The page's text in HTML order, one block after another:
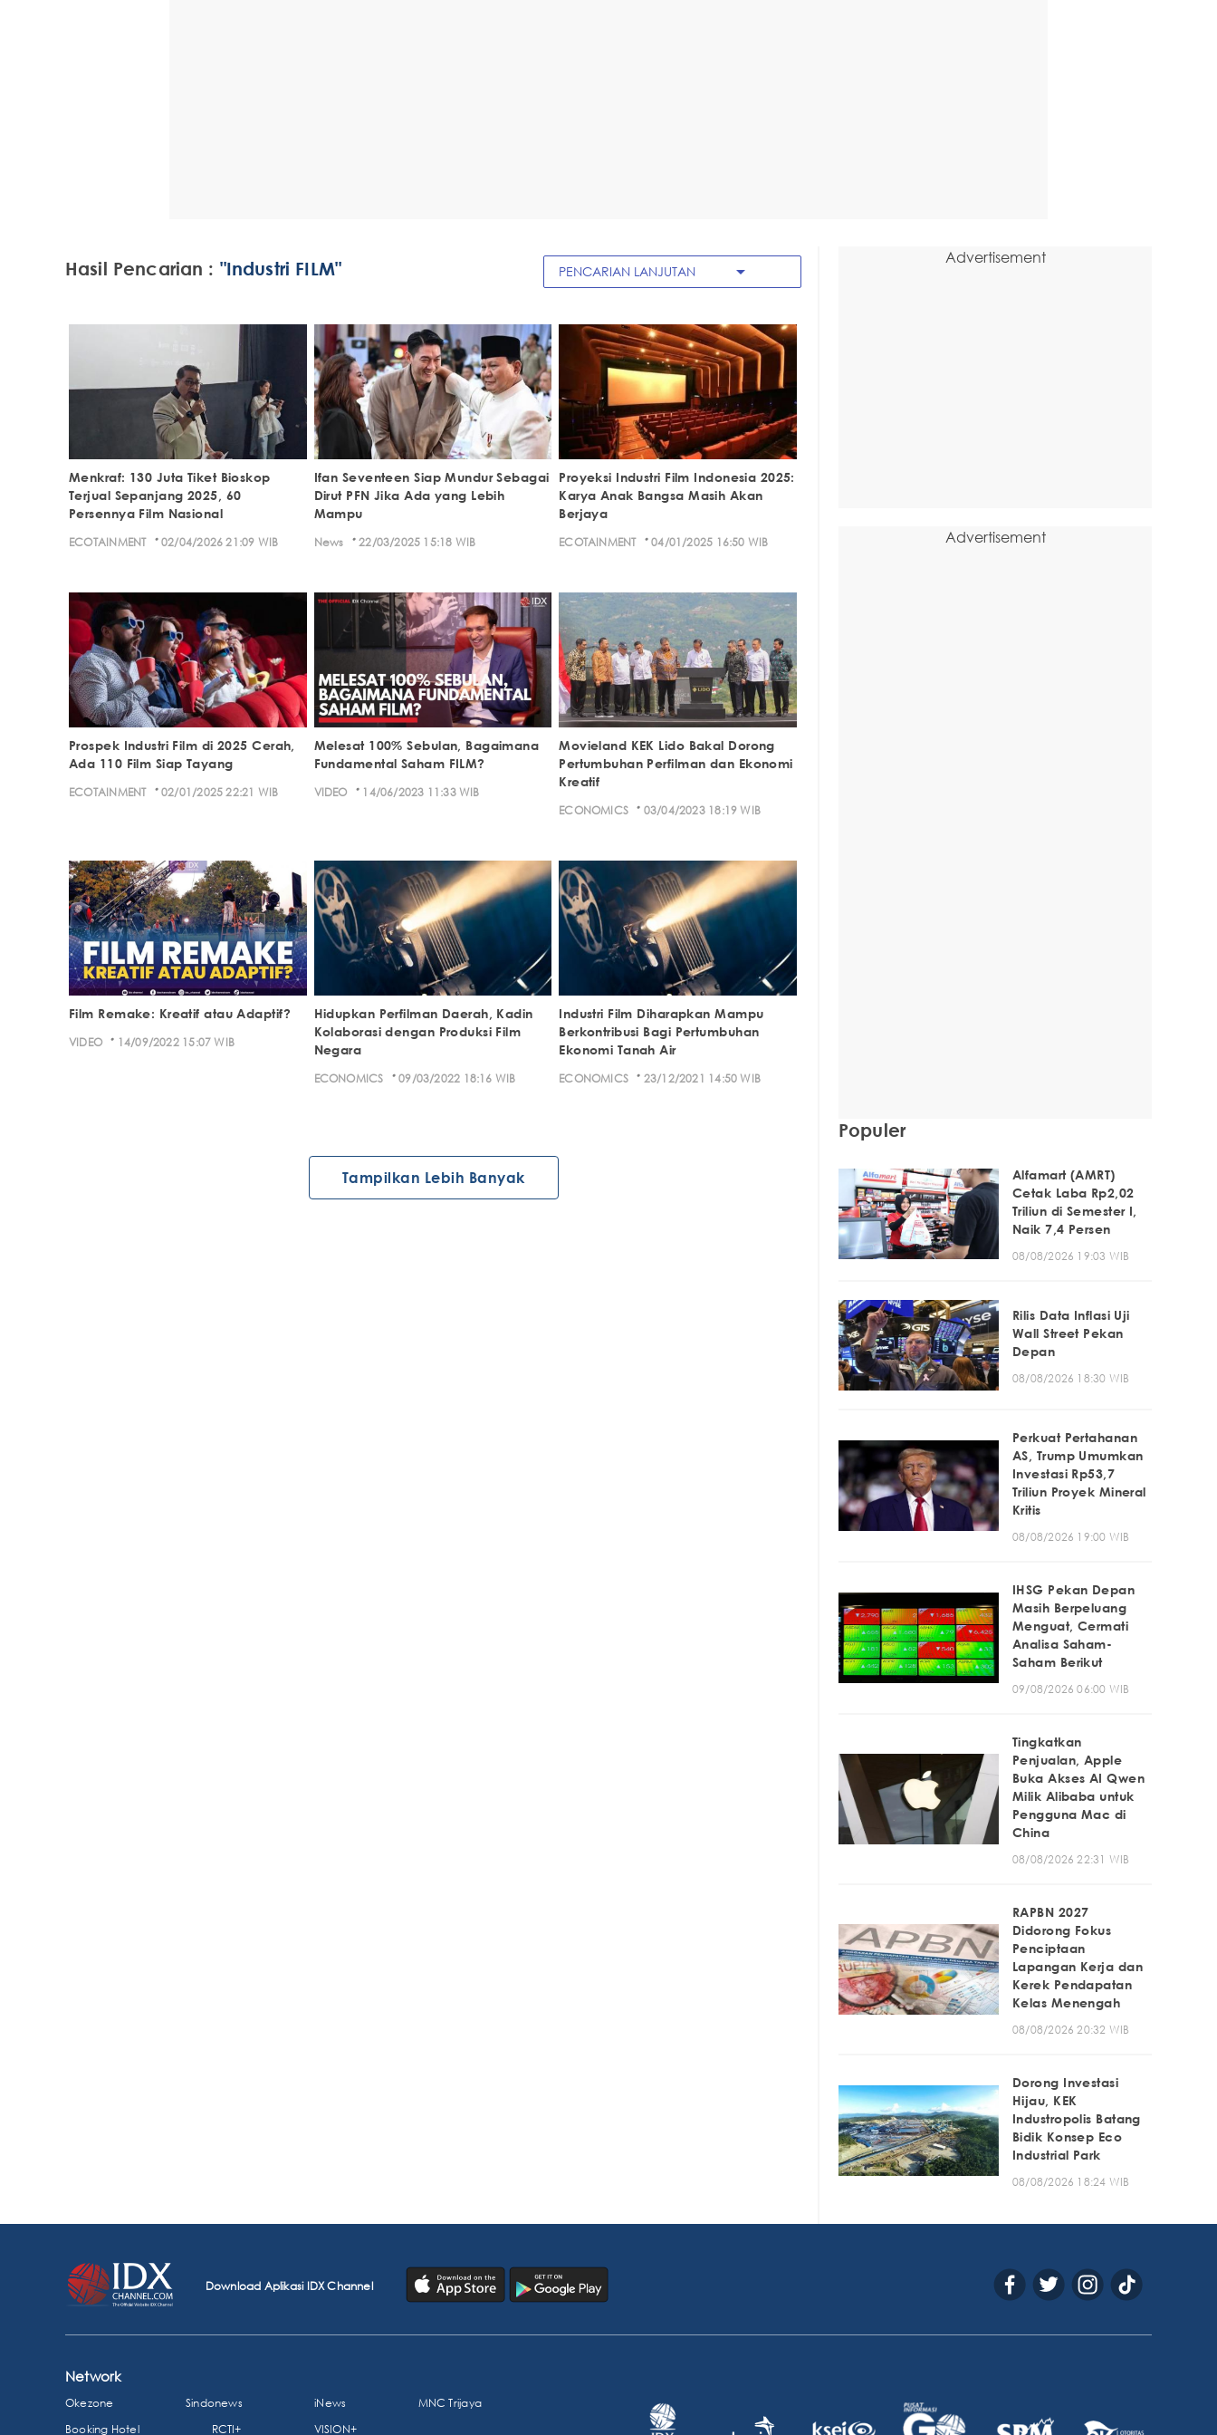
Hasil Pencarian : "Industri FILM" PENCARIAN LANJUTAN arrow_drop_down
Menkraf: 130 Juta Tiket Bioskop
Terjual Sepanjang 2025, 60
Persennya Film Nasional
ECOTAINMENT · 02/04/2026 21:09 WIB
Ifan Seventeen Siap Mundur Sebagai
Dirut PFN Jika Ada yang Lebih
Mampu
News · 22/03/2025 15:18 WIB
Proyeksi Industri Film Indonesia 2025:
Karya Anak Bangsa Masih Akan
Berjaya
ECOTAINMENT · 04/01/2025 16:50 WIB
Prospek Industri Film di 2025 Cerah,
Ada 110 Film Siap Tayang
ECOTAINMENT · 02/01/2025 22:21 WIB
Melesat 100% Sebulan, Bagaimana
Fundamental Saham FILM?
VIDEO · 14/06/2023 11:33 WIB
Movieland KEK Lido Bakal Dorong
Pertumbuhan Perfilman dan Ekonomi
Kreatif
ECONOMICS · 03/04/2023 18:19 WIB
Film Remake: Kreatif atau Adaptif?
VIDEO · 14/09/2022 15:07 WIB
Hidupkan Perfilman Daerah, Kadin
Kolaborasi dengan Produksi Film
Negara
ECONOMICS · 09/03/2022 18:16 WIB
Industri Film Diharapkan Mampu
Berkontribusi Bagi Pertumbuhan
Ekonomi Tanah Air
ECONOMICS · 23/12/2021 14:50 WIB
Tampilkan Lebih Banyak
Advertisement
Advertisement
Populer
Alfamart (AMRT)
Cetak Laba Rp2,02
Triliun di Semester I,
Naik 7,4 Persen
08/08/2026 19:03 WIB
Rilis Data Inflasi Uji
Wall Street Pekan
Depan
08/08/2026 18:30 WIB
Perkuat Pertahanan
AS, Trump Umumkan
Investasi Rp53,7
Triliun Proyek Mineral
Kritis
08/08/2026 19:00 WIB
IHSG Pekan Depan
Masih Berpeluang
Menguat, Cermati
Analisa Saham-
Saham Berikut
09/08/2026 06:00 WIB
Tingkatkan
Penjualan, Apple
Buka Akses AI Qwen
Milik Alibaba untuk
Pengguna Mac di
China
08/08/2026 22:31 WIB
RAPBN 2027
Didorong Fokus
Penciptaan
Lapangan Kerja dan
Kerek Pendapatan
Kelas Menengah
08/08/2026 20:32 WIB
Dorong Investasi
Hijau, KEK
Industropolis Batang
Bidik Konsep Eco
Industrial Park
08/08/2026 18:24 WIB
Download Aplikasi IDX Channel
Network
Okezone Sindonews iNews
MNC Trijaya
Booking Hotel
RCTI+ VISION+